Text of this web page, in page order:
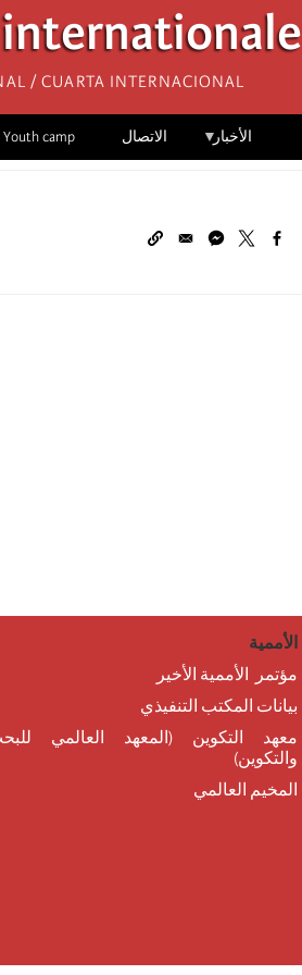
/ Cuarta Internacional
الأخبار الاتصال Youth camp
الأممية
مؤتمر الأممية الأخير
بيانات المكتب التنفيذي
معهد التكوين (المعهد العالمي
والتكوين)
المخيم العالمي